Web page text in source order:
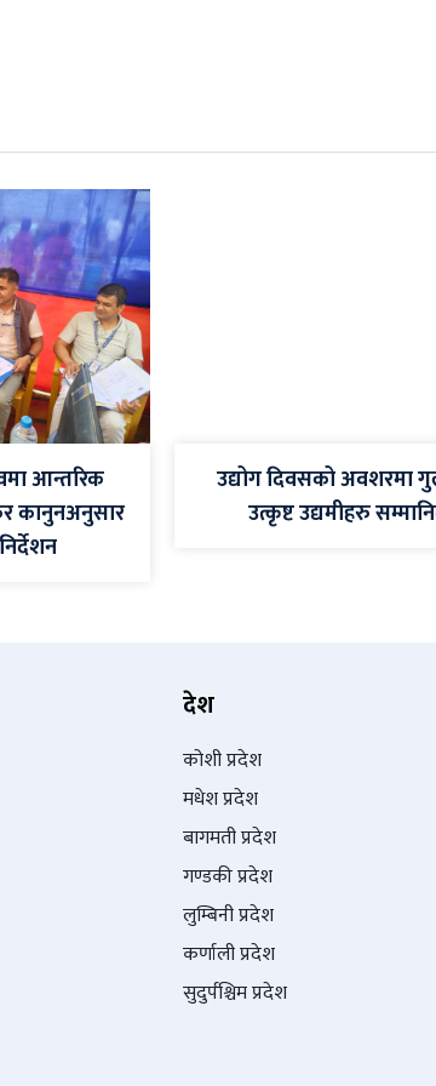
आन्तरिक
कानुनअनुसार
उद्योग दिवसको अवशरमा
उत्कृष्ट उद्यमीहरु
देश
कोशी प्रदेश
मधेश प्रदेश
बागमती प्रदेश
गण्डकी प्रदेश
लुम्बिनी प्रदेश
कर्णाली प्रदेश
सुदुर्पश्चिम प्रदेश